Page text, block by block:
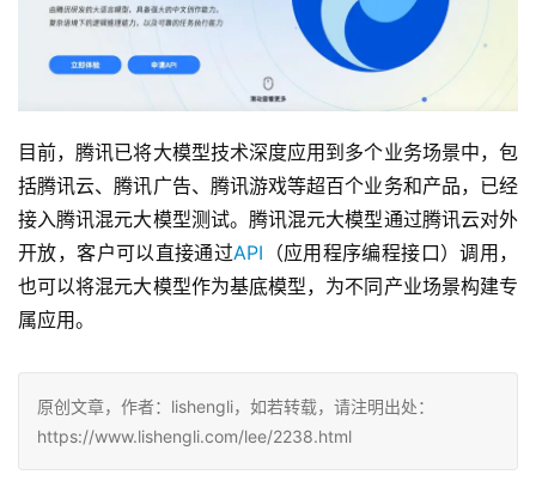
目前，腾讯已将大模型技术深度应用到多个业务场景中，包
括腾讯云、腾讯广告、腾讯游戏等超百个业务和产品，已经
接入腾讯混元大模型测试。腾讯混元大模型通过腾讯云对外
开放，客户可以直接通过API （应用程序编程接口）调用，
也可以将混元大模型作为基底模型，为不同产业场景构建专
属应用。
原创文章，作者：lishengli，如若转载，请注明出处：
https://www.lishengli.com/lee/2238.html